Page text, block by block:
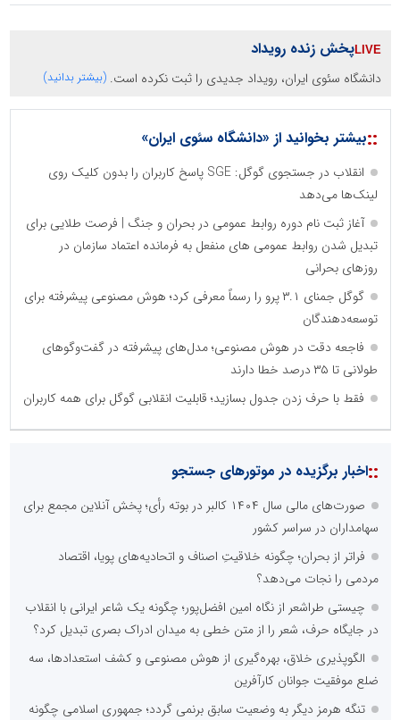
پخش زنده رویداد
دانشگاه سئوی ایران، رویداد جدیدی را ثبت نکرده است. (بیشتر بدانید)
::بیشتر بخوانید از «دانشگاه سئوی ایران»
انقلاب در جستجوی گوگل: SGE پاسخ کاربران را بدون کلیک روی
لینک‌ها می‌دهد
آغاز ثبت نام دوره روابط عمومی در بحران و جنگ | فرصت طلایی برای
تبدیل شدن روابط عمومی های منفعل به فرمانده اعتماد سازمان در
روزهای بحرانی
گوگل جمنای ۳.۱ پرو را رسماً معرفی کرد؛ هوش مصنوعی پیشرفته برای
توسعه‌دهندگان
فاجعه دقت در هوش مصنوعی؛ مدل‌های پیشرفته در گفت‌وگوهای
طولانی تا ۳۵ درصد خطا دارند
فقط با حرف زدن جدول بسازید؛ قابلیت انقلابی گوگل برای همه کاربران
::اخبار برگزیده در موتورهای جستجو
صورت‌های مالی سال ۱۴۰۴ کالبر در بوته رأی؛ پخش آنلاین مجمع برای
سهامداران در سراسر کشور
فراتر از بحران؛ چگونه خلاقیتِ اصناف و اتحادیه‌های پویا، اقتصاد
مردمی را نجات می‌دهد؟
چیستی طراشعر از نگاه امین افضل‌پور؛ چگونه یک شاعر ایرانی با انقلاب
در جایگاه حرف، شعر را از متن خطی به میدان ادراک بصری تبدیل کرد؟
الگوپذیری خلاق، بهره‌گیری از هوش مصنوعی و کشف استعدادها، سه
ضلع موفقیت جوانان کارآفرین
تنگه هرمز دیگر به وضعیت سابق برنمی گردد؛ جمهوری اسلامی چگونه